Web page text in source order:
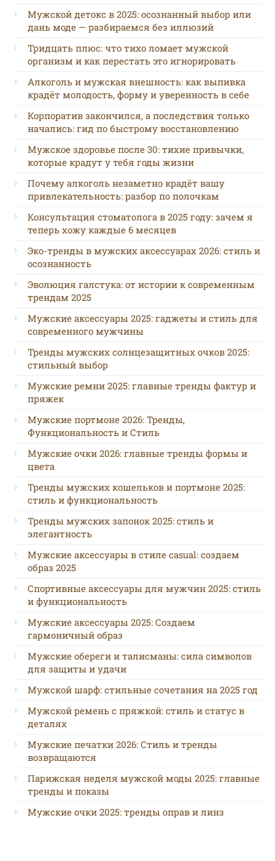
Мужской детокс в 2025: осознанный выбор или
дань моде — разбираемся без иллюзий
Тридцать плюс: что тихо ломает мужской
организм и как перестать это игнорировать
Алкоголь и мужская внешность: как выпивка
крадёт молодость, форму и уверенность в себе
Корпоратив закончился, а последствия только
начались: гид по быстрому восстановлению
Мужское здоровье после 30: тихие привычки,
которые крадут у тебя годы жизни
Почему алкоголь незаметно крадёт вашу
привлекательность: разбор по полочкам
Консультация стоматолога в 2025 году: зачем я
теперь хожу каждые 6 месяцев
Эко-тренды в мужских аксессуарах 2026: стиль и
осознанность
Эволюция галстука: от истории к современным
трендам 2025
Мужские аксессуары 2025: гаджеты и стиль для
современного мужчины
Тренды мужских солнцезащитных очков 2025:
стильный выбор
Мужские ремни 2025: главные тренды фактур и
пряжек
Мужские портмоне 2026: Тренды,
Функциональность и Стиль
Мужские очки 2026: главные тренды формы и
цвета
Тренды мужских кошельков и портмоне 2025:
стиль и функциональность
Тренды мужских запонок 2025: стиль и
элегантность
Мужские аксессуары в стиле casual: создаем
образ 2025
Спортивные аксессуары для мужчин 2025: стиль
и функциональность
Мужские аксессуары 2025: Создаем
гармоничный образ
Мужские обереги и талисманы: сила символов
для защиты и удачи
Мужской шарф: стильные сочетания на 2025 год
Мужской ремень с пряжкой: стиль и статус в
деталях
Мужские печатки 2026: Стиль и тренды
возвращаются
Парижская неделя мужской моды 2025: главные
тренды и показы
Мужские очки 2025: тренды оправ и линз